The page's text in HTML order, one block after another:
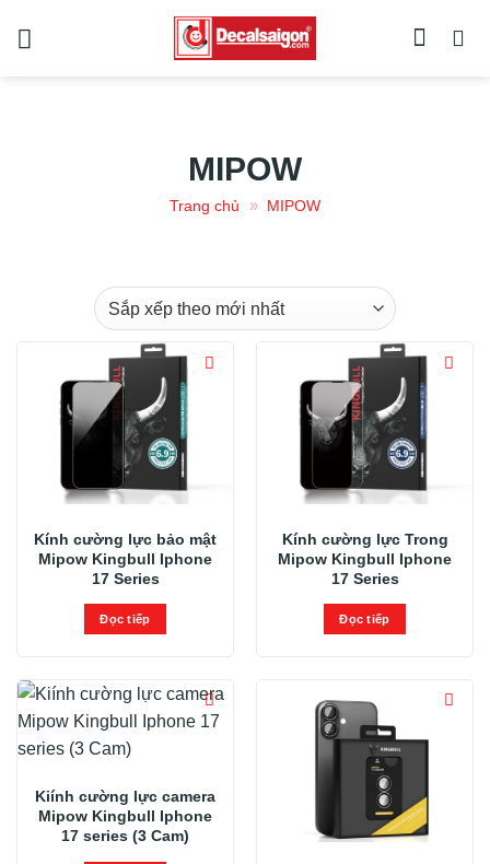
MIPOW
Trang chủ » MIPOW
Kính cường lực bảo mật
Mipow Kingbull Iphone
17 Series
Đọc tiếp
Kính cường lực Trong
Mipow Kingbull Iphone
17 Series
Đọc tiếp
Kiính cường lực camera
Mipow Kingbull Iphone
17 series (3 Cam)